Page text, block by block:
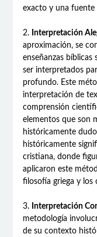
exacto y una
2. Interpretación
aproximación, se
enseñanzas
ser interpretados
profundo. Este
interpretación de
comprensión
elementos que son
históricamente
históricamente
cristiana, donde
aplicaron este
filosofía griega y los
3. Interpretación
metodología
de su contexto